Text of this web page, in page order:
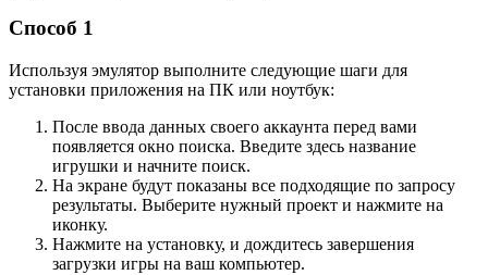
Способ 1
Используя эмулятор выполните следующие шаги для
установки приложения на ПК или ноутбук:
После ввода данных своего аккаунта перед вами
появляется окно поиска. Введите здесь название
игрушки и начните поиск.
На экране будут показаны все подходящие по запросу
результаты. Выберите нужный проект и нажмите на
иконку.
Нажмите на установку, и дождитесь завершения
загрузки игры на ваш компьютер.